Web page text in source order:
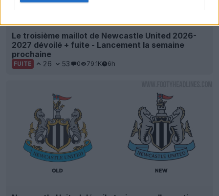
Le troisième maillot de Newcastle United 2026-
2027 dévoilé + fuite - Lancement la semaine
prochaine
FUITE 26 53 0 79.1K 6h